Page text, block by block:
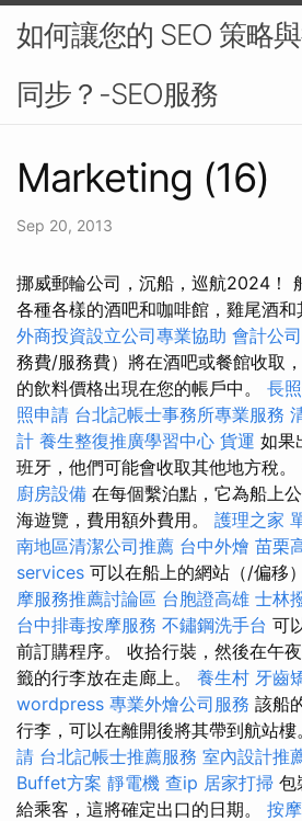
如何讓您的 SEO 策略
同步？-SEO服務
Marketing (16)
Sep 20, 2013
挪威郵輪公司，沉船，巡航2024！
各種各樣的酒吧和咖啡館，雞尾酒和
外商投資設立公司專業協助 會計公司
務費/服務費）將在酒吧或餐館收取
的飲料價格出現在您的帳戶中。 長照
照申請 台北記帳士事務所專業服務
計 養生整復推廣學習中心 貨運 如果
班牙，他們可能會收取其他地方稅。
廚房設備 在每個繫泊點，它為船上
海遊覽，費用額外費用。 護理之家
南地區清潔公司推薦 台中外燴 苗栗
services 可以在船上的網站（/偏移
摩服務推薦討論區 台胞證高雄 士林
台中排毒按摩服務 不鏽鋼洗手台 可
前訂購程序。 收拾行裝，然後在午
籤的行李放在走廊上。 養生村 牙齒
wordpress 專業外燴公司服務 該船
行李，可以在離開後將其帶到航站樓
請 台北記帳士推薦服務 室內設計推
Buffet方案 靜電機 查ip 居家打掃 包
給乘客，這將確定出口的日期。 按